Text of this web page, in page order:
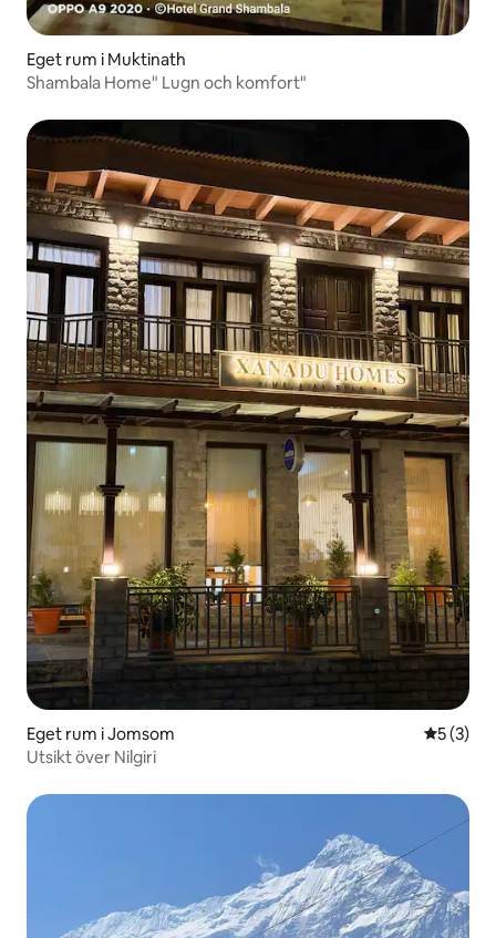
Eget rum i Muktinath
Shambala Home" Lugn och komfort"
Eget rum i Jomsom 5 av 5 i
5 (3)
Utsikt över Nilgiri